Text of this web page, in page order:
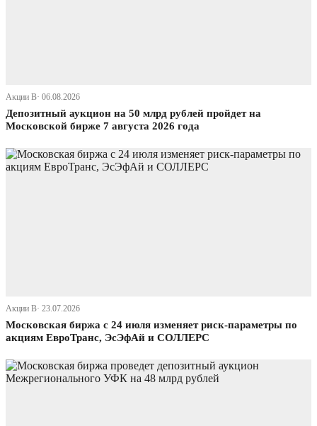
Акции В· 06.08.2026
Депозитный аукцион на 50 млрд рублей пройдет на
Московской бирже 7 августа 2026 года
Акции В· 23.07.2026
Московская биржа с 24 июля изменяет риск-параметры по
акциям ЕвроТранс, ЭсЭфАй и СОЛЛЕРС